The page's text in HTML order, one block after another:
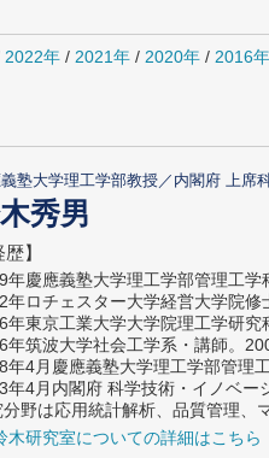
2022年 / 2021年 / 2020年 / 2016年
塾大学理工学部教授／内閣府 上席
秀男
歴】
年慶應義塾大学理工学部管理工学
年ロチェスター大学経営大学院修
年東京工業大学大学院理工学研究
年筑波大学社会工学系・講師。
年4月慶應義塾大学理工学部管理
年4月内閣府 科学技術・イノベー
野は応用統計解析、品質管理、
研究室についての詳細はこちら